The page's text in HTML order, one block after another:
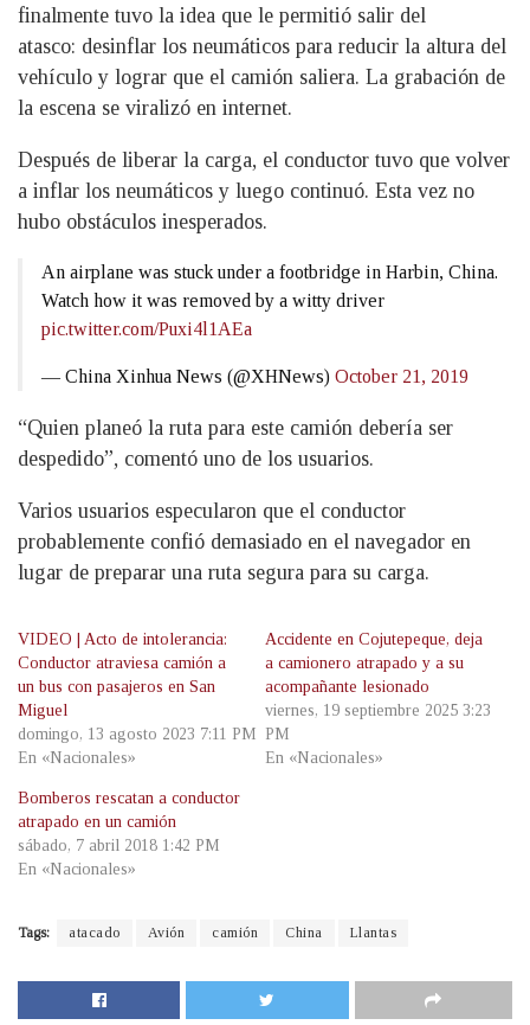
finalmente tuvo la idea que le permitió salir del
atasco: desinflar los neumáticos para reducir la altura del
vehículo y lograr que el camión saliera. La grabación de
la escena se viralizó en internet.
Después de liberar la carga, el conductor tuvo que volver
a inflar los neumáticos y luego continuó. Esta vez no
hubo obstáculos inesperados.
An airplane was stuck under a footbridge in Harbin, China.
Watch how it was removed by a witty driver
pic.twitter.com/Puxi4l1AEa
— China Xinhua News (@XHNews) October 21, 2019
“Quien planeó la ruta para este camión debería ser
despedido”, comentó uno de los usuarios.
Varios usuarios especularon que el conductor
probablemente confió demasiado en el navegador en
lugar de preparar una ruta segura para su carga.
VIDEO | Acto de intolerancia:
Conductor atraviesa camión a
un bus con pasajeros en San
Miguel
domingo, 13 agosto 2023 7:11 PM
En «Nacionales»
Accidente en Cojutepeque, deja
a camionero atrapado y a su
acompañante lesionado
viernes, 19 septiembre 2025 3:23
PM
En «Nacionales»
Bomberos rescatan a conductor
atrapado en un camión
sábado, 7 abril 2018 1:42 PM
En «Nacionales»
Tags: atacado Avión camión China Llantas